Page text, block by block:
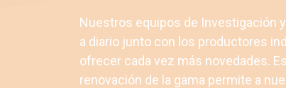
Nuestros equipos de Investigación
a diario junto con los productores
ofrecer cada vez más novedades.
renovación de la gama permite a